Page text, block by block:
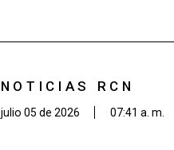
NOTICIAS RCN
julio 05 de 2026 07:41 a. m.